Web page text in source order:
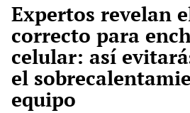
Expertos revelan
correcto para
celular: así
el
equipo